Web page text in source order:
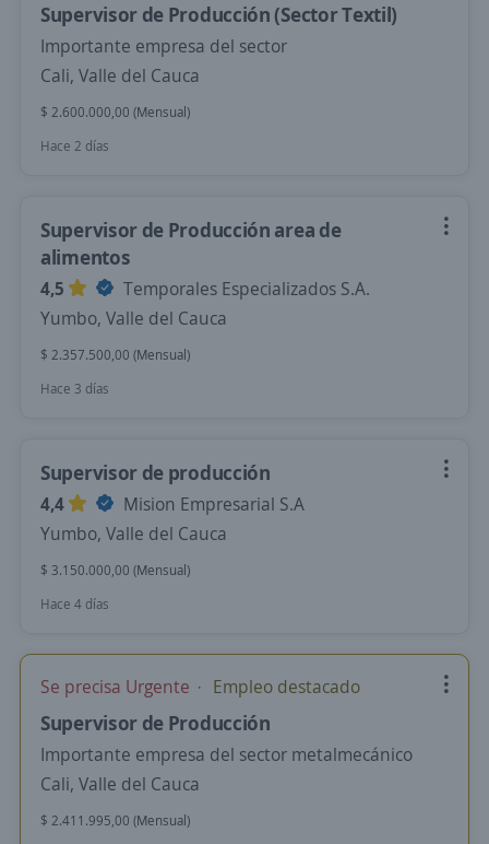
Supervisor de Producción (Sector Textil)
Importante empresa del sector
Cali, Valle del Cauca
$ 2.600.000,00 (Mensual)
Hace 2 días
Supervisor de Producción area de
alimentos
4,5
Temporales Especializados S.A.
Yumbo, Valle del Cauca
$ 2.357.500,00 (Mensual)
Hace 3 días
Supervisor de producción
4,4
Mision Empresarial S.A
Yumbo, Valle del Cauca
$ 3.150.000,00 (Mensual)
Hace 4 días
Se precisa Urgente Empleo destacado
Supervisor de Producción
Importante empresa del sector metalmecánico
Cali, Valle del Cauca
$ 2.411.995,00 (Mensual)